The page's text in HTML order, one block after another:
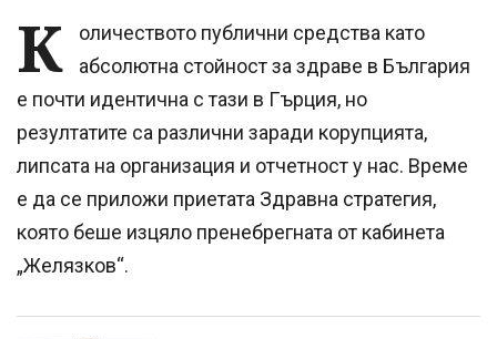
К
оличеството публични средства като
абсолютна стойност за здраве в България
е почти идентична с тази в Гърция, но
резултатите са различни заради корупцията,
липсата на организация и отчетност у нас. Време
е да се приложи приетата Здравна стратегия,
която беше изцяло пренебрегната от кабинета
„Желязков“.